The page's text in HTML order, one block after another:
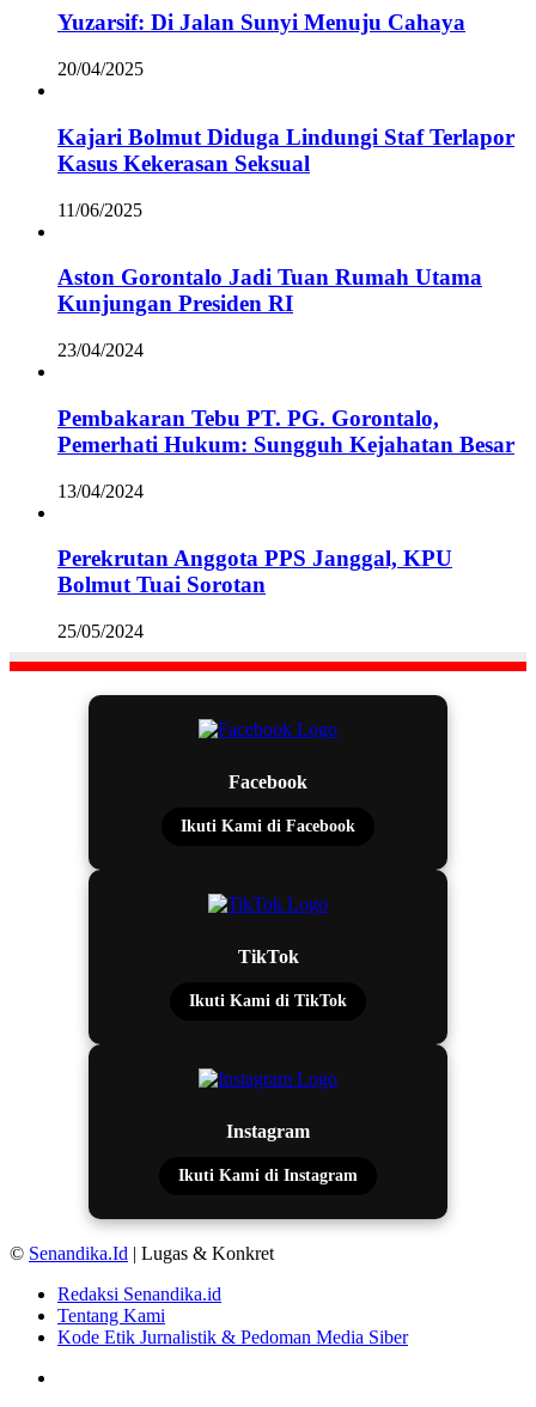
Yuzarsif: Di Jalan Sunyi Menuju Cahaya
20/04/2025
Kajari Bolmut Diduga Lindungi Staf Terlapor
Kasus Kekerasan Seksual
11/06/2025
Aston Gorontalo Jadi Tuan Rumah Utama
Kunjungan Presiden RI
23/04/2024
Pembakaran Tebu PT. PG. Gorontalo,
Pemerhati Hukum: Sungguh Kejahatan Besar
13/04/2024
Perekrutan Anggota PPS Janggal, KPU
Bolmut Tuai Sorotan
25/05/2024
Facebook
Ikuti Kami di Facebook
TikTok
Ikuti Kami di TikTok
Instagram
Ikuti Kami di Instagram
© Senandika.Id | Lugas & Konkret
Redaksi Senandika.id
Tentang Kami
Kode Etik Jurnalistik & Pedoman Media Siber